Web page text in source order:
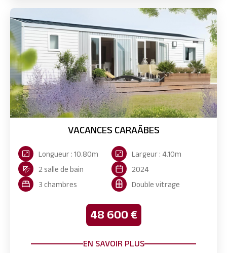
VACANCES CARAÃBES
Longueur : 10.80m
Largeur : 4.10m
2 salle de bain
2024
3 chambres
Double vitrage
48 600 €
EN SAVOIR PLUS